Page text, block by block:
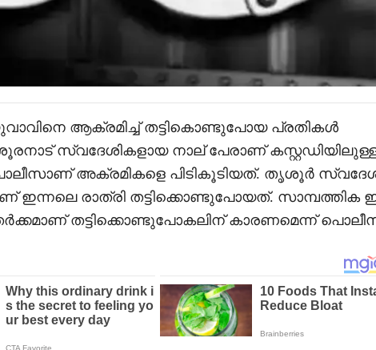
ആക്രമിച്ച് തട്ടികൊണ്ടുപോയ പ്രതികൾ
ശൂരനാട് സ്വദേശികളായ നാല് പേരാണ്
അക്രമികളെ പിടികൂടിയത്. തൃശൂർ
ഇന്നലെ രാത്രി തട്ടിക്കൊണ്ടുപോയത്. സാമ്പത്തിക
തട്ടിക്കൊണ്ടുപോകലിന് കാരണമെന്ന്